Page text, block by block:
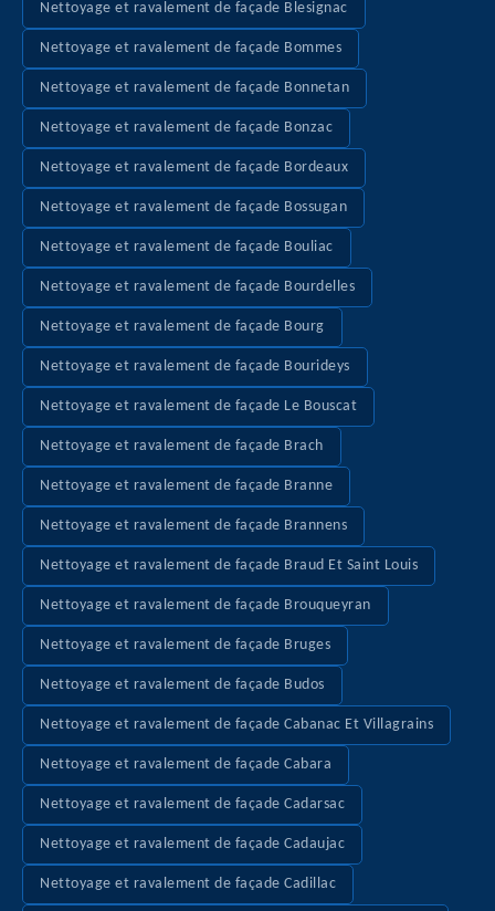
Nettoyage et ravalement de façade Blesignac
Nettoyage et ravalement de façade Bommes
Nettoyage et ravalement de façade Bonnetan
Nettoyage et ravalement de façade Bonzac
Nettoyage et ravalement de façade Bordeaux
Nettoyage et ravalement de façade Bossugan
Nettoyage et ravalement de façade Bouliac
Nettoyage et ravalement de façade Bourdelles
Nettoyage et ravalement de façade Bourg
Nettoyage et ravalement de façade Bourideys
Nettoyage et ravalement de façade Le Bouscat
Nettoyage et ravalement de façade Brach
Nettoyage et ravalement de façade Branne
Nettoyage et ravalement de façade Brannens
Nettoyage et ravalement de façade Braud Et Saint Louis
Nettoyage et ravalement de façade Brouqueyran
Nettoyage et ravalement de façade Bruges
Nettoyage et ravalement de façade Budos
Nettoyage et ravalement de façade Cabanac Et Villagrains
Nettoyage et ravalement de façade Cabara
Nettoyage et ravalement de façade Cadarsac
Nettoyage et ravalement de façade Cadaujac
Nettoyage et ravalement de façade Cadillac